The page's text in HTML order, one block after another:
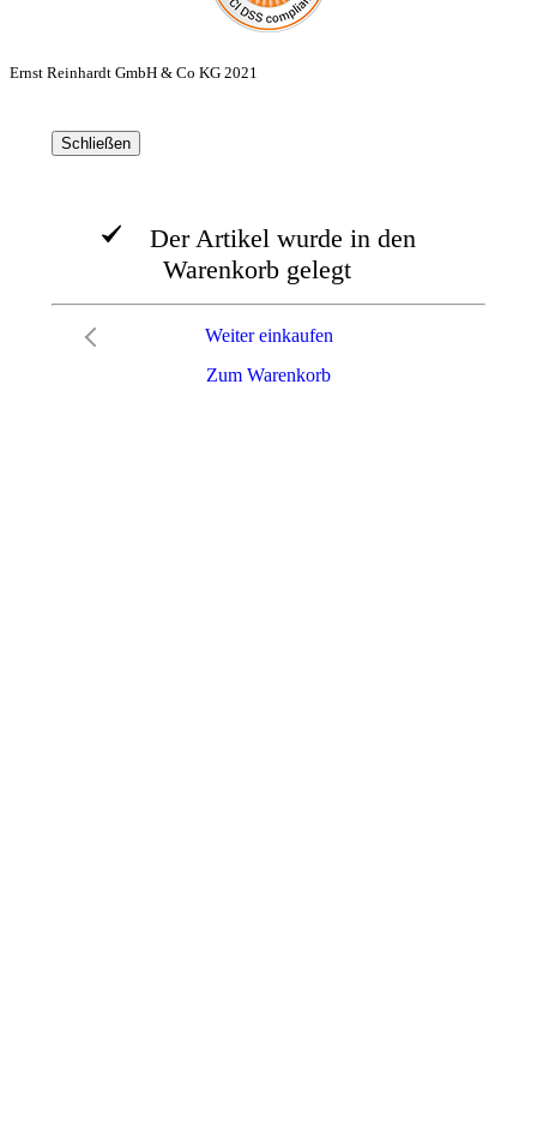
Ernst Reinhardt GmbH & Co KG 2021
Schließen
Der Artikel wurde in den
Warenkorb gelegt
Zum Warenkorb
Weiter einkaufen